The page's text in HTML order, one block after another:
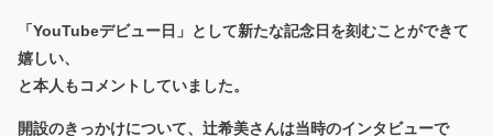
「YouTubeデビュー日」として新たな記念日を刻むことができて
嬉しい、
と本人もコメントしていました。
開設のきっかけについて、辻希美さんは当時のインタビューで